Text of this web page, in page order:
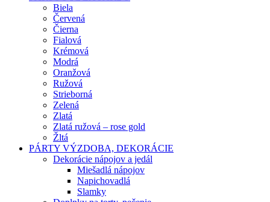
Biela
Červená
Čierna
Fialová
Krémová
Modrá
Oranžová
Ružová
Strieborná
Zelená
Zlatá
Zlatá ružová – rose gold
Žltá
PÁRTY VÝZDOBA, DEKORÁCIE
Dekorácie nápojov a jedál
Miešadlá nápojov
Napichovadlá
Slamky